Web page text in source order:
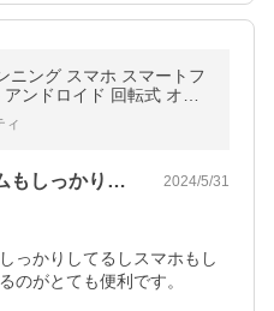
ニング スマホ スマートフ
ンドロイド 回転式 オシ
ォーキング 手首 軽量 ア
ィ
まだ試着のみですが、ゴムもしっかりして… 2024/5/31
っかりしてるしスマホもし
のがとても便利です。